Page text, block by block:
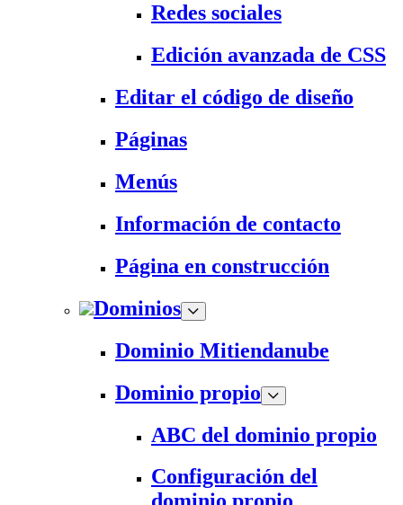
Redes sociales
Edición avanzada de CSS
Editar el código de diseño
Páginas
Menús
Información de contacto
Página en construcción
Dominios
Dominio Mitiendanube
Dominio propio
ABC del dominio propio
Configuración del